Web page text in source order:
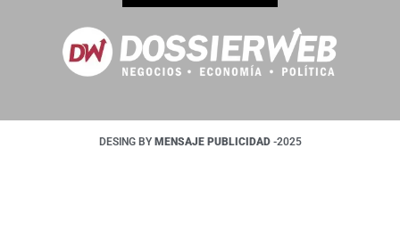
DESING BY MENSAJE PUBLICIDAD -2025